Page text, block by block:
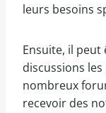
leurs besoins
Ensuite, il peut
discussions
nombreux
recevoir des